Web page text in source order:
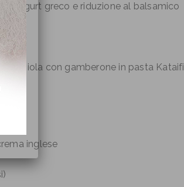
yogurt greco e riduzione al balsamico
viola con gamberone in pasta Kataifi
inglese